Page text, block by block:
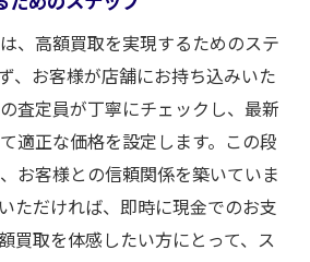
、高額買取を実現するためのステ
、お客様が店舗にお持ち込みいた
査定員が丁寧にチェックし、最新
適正な価格を設定します。この段
お客様との信頼関係を築いていま
ただければ、即時に現金でのお支
買取を体感したい方にとって、ス